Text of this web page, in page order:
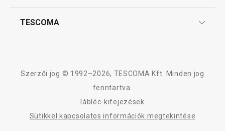
Reklamáció és termékvisszaküldés
TESCOMA
Szerzői jog © 1992–2026, TESCOMA Kft. Minden jog
fenntartva.
lábléc-kifejezések
Sütikkel kapcsolatos információk megtekintése